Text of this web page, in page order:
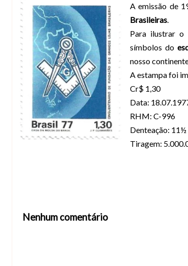
A emissão de
Brasileiras
Para ilustrar o
símbolos do
nosso
A estampa foi
Cr$ 1,30
Data:
RHM: C-996
Denteação: 11½
Tiragem:
Nenhum comentário